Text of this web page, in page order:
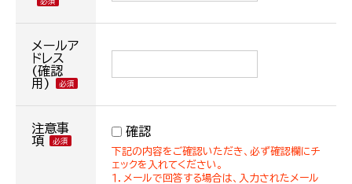
メールア
ドレス
(確認
用)
注意事
項
確認
下記の内容をご確認いただき、必ず確認欄にチ
ェックを入れてください。
１．メールで回答する場合は、入力されたメール